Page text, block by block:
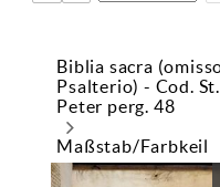
Biblia sacra
Psalterio) - Cod. St.
Peter perg. 48
Maßstab/Farbkeil